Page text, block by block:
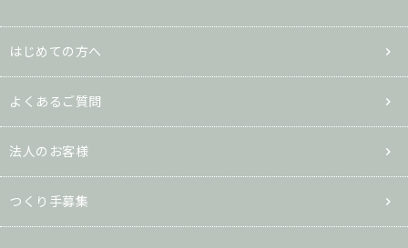
はじめての方へ
よくあるご質問
法人のお客様
つくり手募集